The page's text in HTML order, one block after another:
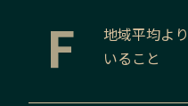
F
地域平均よ
いること